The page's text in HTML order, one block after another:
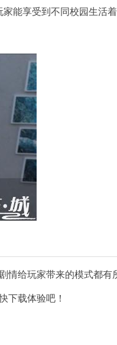
能享受到不同校园生活
情给玩家带来的模式都有
下载体验吧！